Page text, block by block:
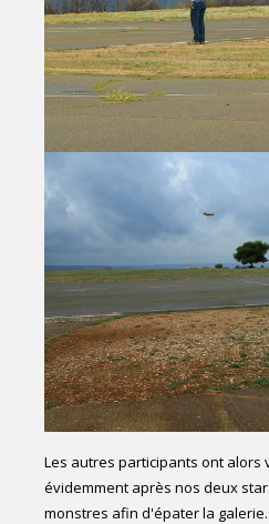
Les autres participants ont alors
évidemment après nos deux
monstres afin d'épater la